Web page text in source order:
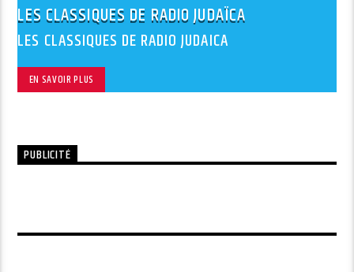
LES CLASSIQUES DE RADIO JUDAÏCA
LES CLASSIQUES DE RADIO JUDAICA
EN SAVOIR PLUS
PUBLICITÉ